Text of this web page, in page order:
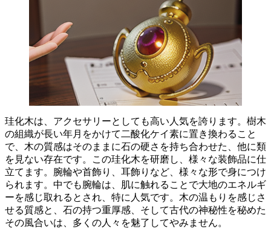
珪化木は、アクセサリーとしても高い人気を誇ります。樹木
の組織が長い年月をかけて二酸化ケイ素に置き換わること
で、木の質感はそのままに石の硬さを持ち合わせた、他に類
を見ない存在です。この珪化木を研磨し、様々な装飾品に仕
立てます。腕輪や首飾り、耳飾りなど、様々な形で身につけ
られます。 中でも腕輪は、肌に触れることで大地のエネルギ
ーを感じ取れるとされ、特に人気です。 木の温もりを感じさ
せる質感と、石の持つ重厚感、そして古代の神秘性を秘めた
その風合いは、多くの人々を魅了してやみません。